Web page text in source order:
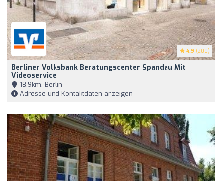
4.9 (200)
Berliner Volksbank Beratungscenter Spandau Mit
Videoservice
18,9km, Berlin
Adresse und Kontaktdaten anzeigen